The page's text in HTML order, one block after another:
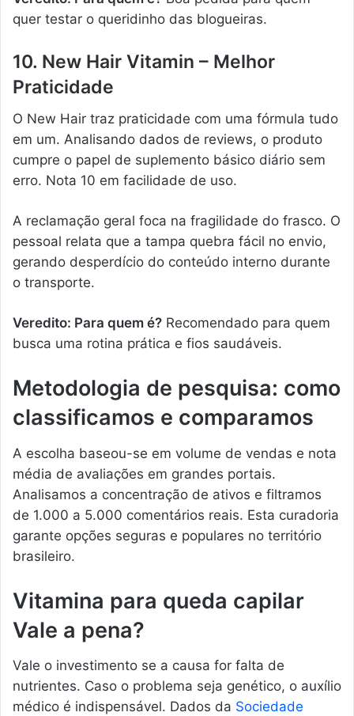
quer testar o queridinho das blogueiras.
10. New Hair Vitamin – Melhor
Praticidade
O New Hair traz praticidade com uma fórmula tudo
em um. Analisando dados de reviews, o produto
cumpre o papel de suplemento básico diário sem
erro. Nota 10 em facilidade de uso.
A reclamação geral foca na fragilidade do frasco. O
pessoal relata que a tampa quebra fácil no envio,
gerando desperdício do conteúdo interno durante
o transporte.
Veredito: Para quem é? Recomendado para quem
busca uma rotina prática e fios saudáveis.
Metodologia de pesquisa: como
classificamos e comparamos
A escolha baseou-se em volume de vendas e nota
média de avaliações em grandes portais.
Analisamos a concentração de ativos e filtramos
de 1.000 a 5.000 comentários reais. Esta curadoria
garante opções seguras e populares no território
brasileiro.
Vitamina para queda capilar
Vale a pena?
Vale o investimento se a causa for falta de
nutrientes. Caso o problema seja genético, o auxílio
médico é indispensável. Dados da Sociedade